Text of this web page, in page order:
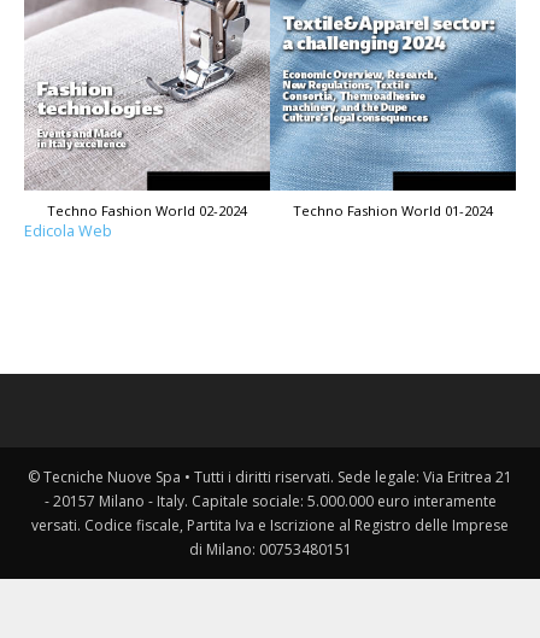
Techno Fashion World 02-2024 Techno Fashion World 01-2024
Edicola Web
© Tecniche Nuove Spa • Tutti i diritti riservati. Sede legale: Via Eritrea 21
- 20157 Milano - Italy. Capitale sociale: 5.000.000 euro interamente
versati. Codice fiscale, Partita Iva e Iscrizione al Registro delle Imprese
di Milano: 00753480151